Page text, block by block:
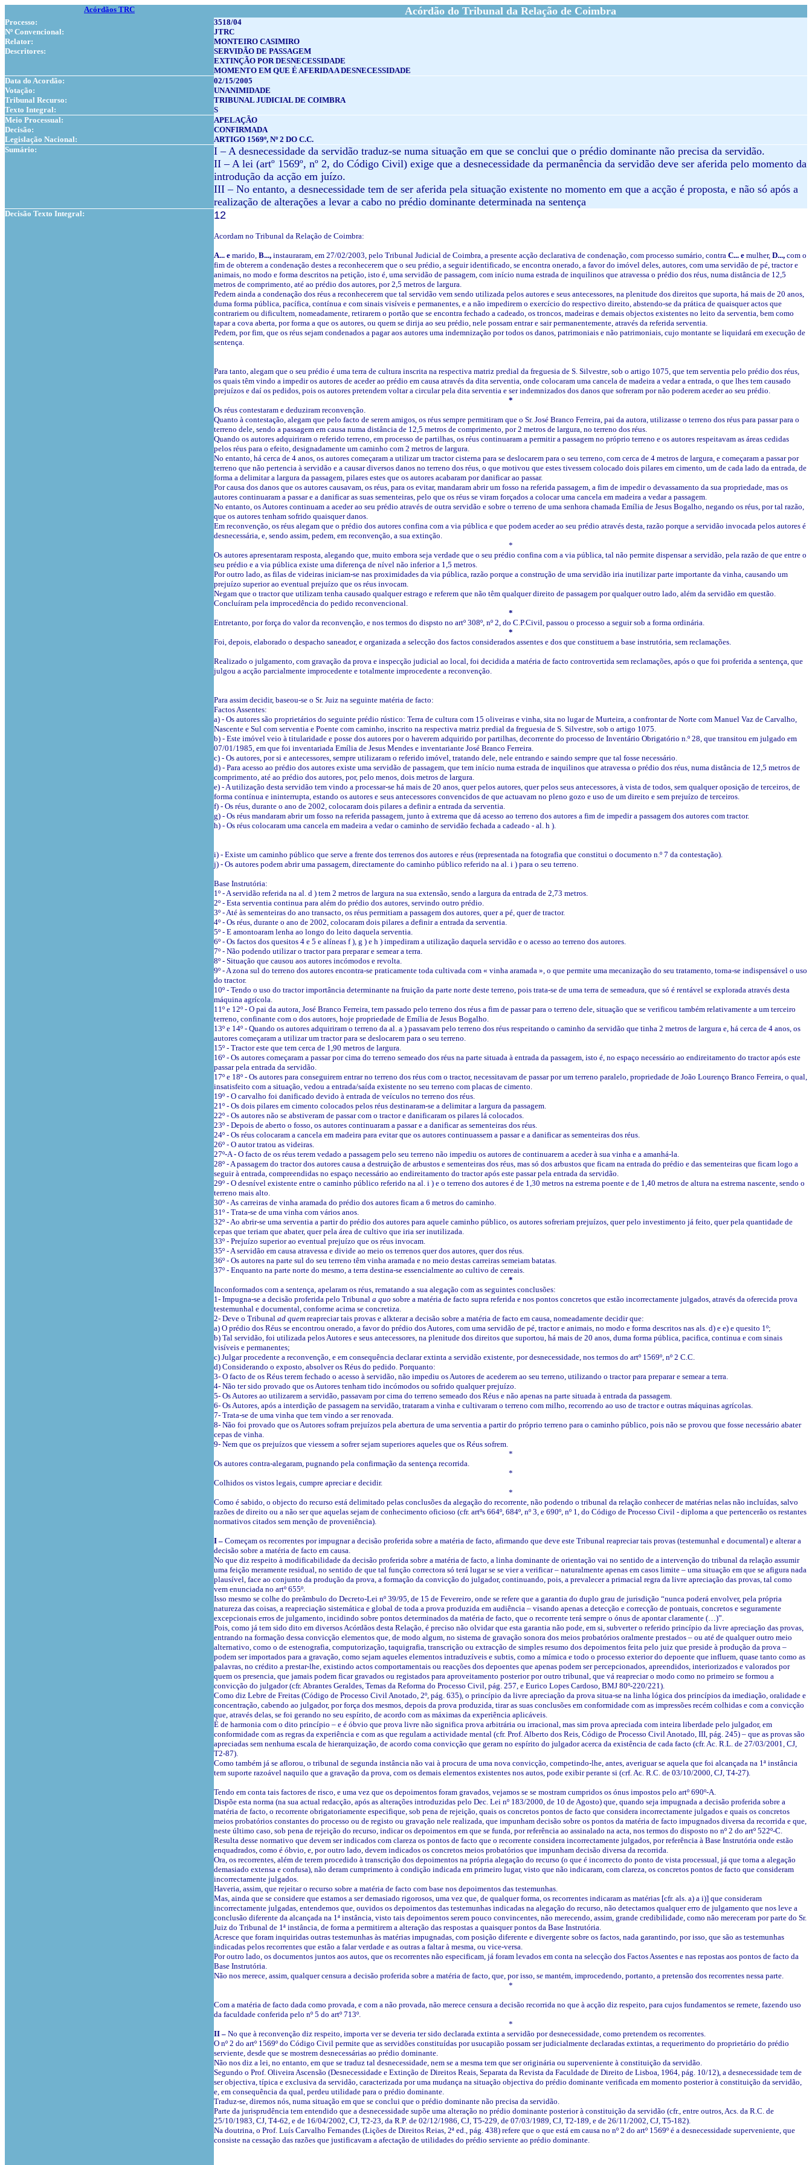
Acórdãos TRC Acórdão do Tribunal da Relação de Coimbra
Processo:
3518/04
Nº Convencional:
JTRC
Relator:
MONTEIRO CASIMIRO
Descritores:
SERVIDÃO DE PASSAGEM
EXTINÇÃO POR DESNECESSIDADE
MOMENTO EM QUE É AFERIDA A DESNECESSIDADE
Data do Acordão:
02/15/2005
Votação:
UNANIMIDADE
Tribunal Recurso:
TRIBUNAL JUDICIAL DE COIMBRA
Texto Integral:
S
Meio Processual:
APELAÇÃO
Decisão:
CONFIRMADA
Legislação Nacional:
ARTIGO 1569º, Nº 2 DO C.C.
Sumário:
I – A desnecessidade da servidão traduz-se numa situação em que se conclui que o prédio dominante não precisa da servidão.
II – A lei (artº 1569º, nº 2, do Código Civil) exige que a desnecessidade da permanência da servidão deve ser aferida pelo momento da
introdução da acção em juízo.
III – No entanto, a desnecessidade tem de ser aferida pela situação existente no momento em que a acção é proposta, e não só após a
realização de alterações a levar a cabo no prédio dominante determinada na sentença
Decisão Texto Integral: 12
Acordam no Tribunal da Relação de Coimbra:
A... e marido, B..., instauraram, em 27/02/2003, pelo Tribunal Judicial de Coimbra, a presente acção declarativa de condenação, com processo sumário, contra C... e mulher, D..., com o
fim de obterem a condenação destes a reconhecerem que o seu prédio, a seguir identificado, se encontra onerado, a favor do imóvel deles, autores, com uma servidão de pé, tractor e
animais, no modo e forma descritos na petição, isto é, uma servidão de passagem, com início numa estrada de inquilinos que atravessa o prédio dos réus, numa distância de 12,5
metros de comprimento, até ao prédio dos autores, por 2,5 metros de largura.
Pedem ainda a condenação dos réus a reconhecerem que tal servidão vem sendo utilizada pelos autores e seus antecessores, na plenitude dos direitos que suporta, há mais de 20 anos,
duma forma pública, pacífica, contínua e com sinais visíveis e permanentes, e a não impedirem o exercício do respectivo direito, abstendo-se da prática de quaisquer actos que
contrariem ou dificultem, nomeadamente, retirarem o portão que se encontra fechado a cadeado, os troncos, madeiras e demais objectos existentes no leito da serventia, bem como
tapar a cova aberta, por forma a que os autores, ou quem se dirija ao seu prédio, nele possam entrar e sair permanentemente, através da referida serventia.
Pedem, por fim, que os réus sejam condenados a pagar aos autores uma indemnização por todos os danos, patrimoniais e não patrimoniais, cujo montante se liquidará em execução de
sentença.
Para tanto, alegam que o seu prédio é uma terra de cultura inscrita na respectiva matriz predial da freguesia de S. Silvestre, sob o artigo 1075, que tem serventia pelo prédio dos réus,
os quais têm vindo a impedir os autores de aceder ao prédio em causa através da dita serventia, onde colocaram uma cancela de madeira a vedar a entrada, o que lhes tem causado
prejuízos e daí os pedidos, pois os autores pretendem voltar a circular pela dita serventia e ser indemnizados dos danos que sofreram por não poderem aceder ao seu prédio.
*
Os réus contestaram e deduziram reconvenção.
Quanto à contestação, alegam que pelo facto de serem amigos, os réus sempre permitiram que o Sr. José Branco Ferreira, pai da autora, utilizasse o terreno dos réus para passar para o
terreno dele, sendo a passagem em causa numa distância de 12,5 metros de comprimento, por 2 metros de largura, no terreno dos réus.
Quando os autores adquiriram o referido terreno, em processo de partilhas, os réus continuaram a permitir a passagem no próprio terreno e os autores respeitavam as áreas cedidas
pelos réus para o efeito, designadamente um caminho com 2 metros de largura.
No entanto, há cerca de 4 anos, os autores começaram a utilizar um tractor cisterna para se deslocarem para o seu terreno, com cerca de 4 metros de largura, e começaram a passar por
terreno que não pertencia à servidão e a causar diversos danos no terreno dos réus, o que motivou que estes tivessem colocado dois pilares em cimento, um de cada lado da entrada, de
forma a delimitar a largura da passagem, pilares estes que os autores acabaram por danificar ao passar.
Por causa dos danos que os autores causavam, os réus, para os evitar, mandaram abrir um fosso na referida passagem, a fim de impedir o devassamento da sua propriedade, mas os
autores continuaram a passar e a danificar as suas sementeiras, pelo que os réus se viram forçados a colocar uma cancela em madeira a vedar a passagem.
No entanto, os Autores continuam a aceder ao seu prédio através de outra servidão e sobre o terreno de uma senhora chamada Emília de Jesus Bogalho, negando os réus, por tal razão,
que os autores tenham sofrido quaisquer danos.
Em reconvenção, os réus alegam que o prédio dos autores confina com a via pública e que podem aceder ao seu prédio através desta, razão porque a servidão invocada pelos autores é
desnecessária, e, sendo assim, pedem, em reconvenção, a sua extinção.
*
Os autores apresentaram resposta, alegando que, muito embora seja verdade que o seu prédio confina com a via pública, tal não permite dispensar a servidão, pela razão de que entre o
seu prédio e a via pública existe uma diferença de nível não inferior a 1,5 metros.
Por outro lado, as filas de videiras iniciam-se nas proximidades da via pública, razão porque a construção de uma servidão iria inutilizar parte importante da vinha, causando um
prejuízo superior ao eventual prejuízo que os réus invocam.
Negam que o tractor que utilizam tenha causado qualquer estrago e referem que não têm qualquer direito de passagem por qualquer outro lado, além da servidão em questão.
Concluíram pela improcedência do pedido reconvencional.
*
Entretanto, por força do valor da reconvenção, e nos termos do dispsto no artº 308º, nº 2, do C.P.Civil, passou o processo a seguir sob a forma ordinária.
*
Foi, depois, elaborado o despacho saneador, e organizada a selecção dos factos considerados assentes e dos que constituem a base instrutória, sem reclamações.
Realizado o julgamento, com gravação da prova e inspecção judicial ao local, foi decidida a matéria de facto controvertida sem reclamações, após o que foi proferida a sentença, que
julgou a acção parcialmente improcedente e totalmente improcedente a reconvenção.
Para assim decidir, baseou-se o Sr. Juiz na seguinte matéria de facto:
Factos Assentes:
a) - Os autores são proprietários do seguinte prédio rústico: Terra de cultura com 15 oliveiras e vinha, sita no lugar de Murteira, a confrontar de Norte com Manuel Vaz de Carvalho,
Nascente e Sul com serventia e Poente com caminho, inscrito na respectiva matriz predial da freguesia de S. Silvestre, sob o artigo 1075.
b) - Este imóvel veio à titularidade e posse dos autores por o haverem adquirido por partilhas, decorrente do processo de Inventário Obrigatório n.º 28, que transitou em julgado em
07/01/1985, em que foi inventariada Emília de Jesus Mendes e inventariante José Branco Ferreira.
c) - Os autores, por si e antecessores, sempre utilizaram o referido imóvel, tratando dele, nele entrando e saindo sempre que tal fosse necessário.
d) - Para acesso ao prédio dos autores existe uma servidão de passagem, que tem início numa estrada de inquilinos que atravessa o prédio dos réus, numa distância de 12,5 metros de
comprimento, até ao prédio dos autores, por, pelo menos, dois metros de largura.
e) - A utilização desta servidão tem vindo a processar-se há mais de 20 anos, quer pelos autores, quer pelos seus antecessores, à vista de todos, sem qualquer oposição de terceiros, de
forma contínua e ininterrupta, estando os autores e seus antecessores convencidos de que actuavam no pleno gozo e uso de um direito e sem prejuízo de terceiros.
f) - Os réus, durante o ano de 2002, colocaram dois pilares a definir a entrada da serventia.
g) - Os réus mandaram abrir um fosso na referida passagem, junto à extrema que dá acesso ao terreno dos autores a fim de impedir a passagem dos autores com tractor.
h) - Os réus colocaram uma cancela em madeira a vedar o caminho de servidão fechada a cadeado - al. h ).
i) - Existe um caminho público que serve a frente dos terrenos dos autores e réus (representada na fotografia que constitui o documento n.º 7 da contestação).
j) - Os autores podem abrir uma passagem, directamente do caminho público referido na al. i ) para o seu terreno.
Base Instrutória:
1º - A servidão referida na al. d ) tem 2 metros de largura na sua extensão, sendo a largura da entrada de 2,73 metros.
2º - Esta serventia continua para além do prédio dos autores, servindo outro prédio.
3º - Até às sementeiras do ano transacto, os réus permitiam a passagem dos autores, quer a pé, quer de tractor.
4º - Os réus, durante o ano de 2002, colocaram dois pilares a definir a entrada da serventia.
5º - E amontoaram lenha ao longo do leito daquela serventia.
6º - Os factos dos quesitos 4 e 5 e alíneas f ), g ) e h ) impediram a utilização daquela servidão e o acesso ao terreno dos autores.
7º - Não podendo utilizar o tractor para preparar e semear a terra.
8º - Situação que causou aos autores incómodos e revolta.
9º - A zona sul do terreno dos autores encontra-se praticamente toda cultivada com « vinha aramada », o que permite uma mecanização do seu tratamento, torna-se indispensável o uso
do tractor.
10º - Tendo o uso do tractor importância determinante na fruição da parte norte deste terreno, pois trata-se de uma terra de semeadura, que só é rentável se explorada através desta
máquina agrícola.
11º e 12º - O pai da autora, José Branco Ferreira, tem passado pelo terreno dos réus a fim de passar para o terreno dele, situação que se verificou também relativamente a um terceiro
terreno, confinante com o dos autores, hoje propriedade de Emília de Jesus Bogalho.
13º e 14º - Quando os autores adquiriram o terreno da al. a ) passavam pelo terreno dos réus respeitando o caminho da servidão que tinha 2 metros de largura e, há cerca de 4 anos, os
autores começaram a utilizar um tractor para se deslocarem para o seu terreno.
15º - Tractor este que tem cerca de 1,90 metros de largura.
16º - Os autores começaram a passar por cima do terreno semeado dos réus na parte situada à entrada da passagem, isto é, no espaço necessário ao endireitamento do tractor após este
passar pela entrada da servidão.
17º e 18º - Os autores para conseguirem entrar no terreno dos réus com o tractor, necessitavam de passar por um terreno paralelo, propriedade de João Lourenço Branco Ferreira, o qual,
insatisfeito com a situação, vedou a entrada/saída existente no seu terreno com placas de cimento.
19º - O carvalho foi danificado devido à entrada de veículos no terreno dos réus.
21º - Os dois pilares em cimento colocados pelos réus destinaram-se a delimitar a largura da passagem.
22º - Os autores não se abstiveram de passar com o tractor e danificaram os pilares lá colocados.
23º - Depois de aberto o fosso, os autores continuaram a passar e a danificar as sementeiras dos réus.
24º - Os réus colocaram a cancela em madeira para evitar que os autores continuassem a passar e a danificar as sementeiras dos réus.
26º - O autor tratou as videiras.
27º-A - O facto de os réus terem vedado a passagem pelo seu terreno não impediu os autores de continuarem a aceder à sua vinha e a amanhá-la.
28º - A passagem do tractor dos autores causa a destruição de arbustos e sementeiras dos réus, mas só dos arbustos que ficam na entrada do prédio e das sementeiras que ficam logo a
seguir à entrada, compreendidas no espaço necessário ao endireitamento do tractor após este passar pela entrada da servidão.
29º - O desnível existente entre o caminho público referido na al. i ) e o terreno dos autores é de 1,30 metros na estrema poente e de 1,40 metros de altura na estrema nascente, sendo o
terreno mais alto.
30º - As carreiras de vinha aramada do prédio dos autores ficam a 6 metros do caminho.
31º - Trata-se de uma vinha com vários anos.
32º - Ao abrir-se uma serventia a partir do prédio dos autores para aquele caminho público, os autores sofreriam prejuízos, quer pelo investimento já feito, quer pela quantidade de
cepas que teriam que abater, quer pela área de cultivo que iria ser inutilizada.
33º - Prejuízo superior ao eventual prejuízo que os réus invocam.
35º - A servidão em causa atravessa e divide ao meio os terrenos quer dos autores, quer dos réus.
36º - Os autores na parte sul do seu terreno têm vinha aramada e no meio destas carreiras semeiam batatas.
37º - Enquanto na parte norte do mesmo, a terra destina-se essencialmente ao cultivo de cereais.
*
Inconformados com a sentença, apelaram os réus, rematando a sua alegação com as seguintes conclusões:
1- Impugna-se a decisão proferida pelo Tribunal a quo sobre a matéria de facto supra referida e nos pontos concretos que estão incorrectamente julgados, através da oferecida prova
testemunhal e documental, conforme acima se concretiza.
2- Deve o Tribunal ad quem reapreciar tais provas e alkterar a decisão sobre a matéria de facto em causa, nomeadamente decidir que:
a) O prédio dos Réus se encontrou onerado, a favor do prédio dos Autores, com uma servidão de pé, tractor e animais, no modo e forma descritos nas als. d) e e) e quesito 1º;
b) Tal servidão, foi utilizada pelos Autores e seus antecessores, na plenitude dos direitos que suportou, há mais de 20 anos, duma forma pública, pacifica, continua e com sinais
visíveis e permanentes;
c) Julgar procedente a reconvenção, e em consequência declarar extinta a servidão existente, por desnecessidade, nos termos do artº 1569º, nº 2 C.C.
d) Considerando o exposto, absolver os Réus do pedido. Porquanto:
3- O facto de os Réus terem fechado o acesso à servidão, não impediu os Autores de acederem ao seu terreno, utilizando o tractor para preparar e semear a terra.
4- Não ter sido provado que os Autores tenham tido incómodos ou sofrido qualquer prejuízo.
5- Os Autores ao utilizarem a servidão, passavam por cima do terreno semeado dos Réus e não apenas na parte situada à entrada da passagem.
6- Os Autores, após a interdição de passagem na servidão, trataram a vinha e cultivaram o terreno com milho, recorrendo ao uso de tractor e outras máquinas agrícolas.
7- Trata-se de uma vinha que tem vindo a ser renovada.
8- Não foi provado que os Autores sofram prejuízos pela abertura de uma serventia a partir do próprio terreno para o caminho público, pois não se provou que fosse necessário abater
cepas de vinha.
9- Nem que os prejuízos que viessem a sofrer sejam superiores aqueles que os Réus sofrem.
*
Os autores contra-alegaram, pugnando pela confirmação da sentença recorrida.
*
Colhidos os vistos legais, cumpre apreciar e decidir.
*
Como é sabido, o objecto do recurso está delimitado pelas conclusões da alegação do recorrente, não podendo o tribunal da relação conhecer de matérias nelas não incluídas, salvo
razões de direito ou a não ser que aquelas sejam de conhecimento oficioso (cfr. artºs 664º, 684º, nº 3, e 690º, nº 1, do Código de Processo Civil - diploma a que pertencerão os restantes
normativos citados sem menção de proveniência).
I – Começam os recorrentes por impugnar a decisão proferida sobre a matéria de facto, afirmando que deve este Tribunal reapreciar tais provas (testemunhal e documental) e alterar a
decisão sobre a matéria de facto em causa.
No que diz respeito à modificabilidade da decisão proferida sobre a matéria de facto, a linha dominante de orientação vai no sentido de a intervenção do tribunal da relação assumir
uma feição meramente residual, no sentido de que tal função correctora só terá lugar se se vier a verificar – naturalmente apenas em casos limite – uma situação em que se afigura nada
plausível, face ao conjunto da produção da prova, a formação da convicção do julgador, continuando, pois, a prevalecer a primacial regra da livre apreciação das provas, tal como
vem enunciada no artº 655º.
Isso mesmo se colhe do preâmbulo do Decreto-Lei nº 39/95, de 15 de Fevereiro, onde se refere que a garantia do duplo grau de jurisdição “nunca poderá envolver, pela própria
natureza das coisas, a reapreciação sistemática e global de toda a prova produzida em audiência – visando apenas a detecção e correcção de pontuais, concretos e seguramente
excepcionais erros de julgamento, incidindo sobre pontos determinados da matéria de facto, que o recorrente terá sempre o ónus de apontar claramente (…)”.
Pois, como já tem sido dito em diversos Acórdãos desta Relação, é preciso não olvidar que esta garantia não pode, em si, subverter o referido princípio da livre apreciação das provas,
entrando na formação dessa convicção elementos que, de modo algum, no sistema de gravação sonora dos meios probatórios oralmente prestados – ou até de qualquer outro meio
alternativo, como o de estenografia, computorização, taquigrafia, transcrição ou extracção de simples resumo dos depoimentos feita pelo juiz que preside à produção da prova –
podem ser importados para a gravação, como sejam aqueles elementos intraduzíveis e subtis, como a mímica e todo o processo exterior do depoente que influem, quase tanto como as
palavras, no crédito a prestar-lhe, existindo actos comportamentais ou reacções dos depoentes que apenas podem ser percepcionados, apreendidos, interiorizados e valorados por
quem os presencia, que jamais podem ficar gravados ou registados para aproveitamento posterior por outro tribunal, que vá reapreciar o modo como no primeiro se formou a
convicção do julgador (cfr. Abrantes Geraldes, Temas da Reforma do Processo Civil, pág. 257, e Eurico Lopes Cardoso, BMJ 80º-220/221).
Como diz Lebre de Freitas (Código de Processo Civil Anotado, 2º, pág. 635), o princípio da livre apreciação da prova situa-se na linha lógica dos princípios da imediação, oralidade e
concentração, cabendo ao julgador, por força dos mesmos, depois da prova produzida, tirar as suas conclusões em conformidade com as impressões recém colhidas e com a convicção
que, através delas, se foi gerando no seu espírito, de acordo com as máximas da experiência aplicáveis.
È de harmonia com o dito princípio – e é óbvio que prova livre não significa prova arbitrária ou irracional, mas sim prova apreciada com inteira liberdade pelo julgador, em
conformidade com as regras da experiência e com as que regulam a actividade mental (cfr. Prof. Alberto dos Reis, Código de Processo Civil Anotado, III, pág. 245) – que as provas são
apreciadas sem nenhuma escala de hierarquização, de acordo coma convicção que geram no espírito do julgador acerca da existência de cada facto (cfr. Ac. R.L. de 27/03/2001, CJ,
T2-87).
Como também já se aflorou, o tribunal de segunda instância não vai à procura de uma nova convicção, competindo-lhe, antes, averiguar se aquela que foi alcançada na 1ª instância
tem suporte razoável naquilo que a gravação da prova, com os demais elementos existentes nos autos, pode exibir perante si (crf. Ac. R.C. de 03/10/2000, CJ, T4-27).
Tendo em conta tais factores de risco, e uma vez que os depoimentos foram gravados, vejamos se se mostram cumpridos os ónus impostos pelo artº 690º-A.
Dispõe esta norma (na sua actual redacção, após as alterações introduzidas pelo Dec. Lei nº 183/2000, de 10 de Agosto) que, quando seja impugnada a decisão proferida sobre a
matéria de facto, o recorrente obrigatoriamente especifique, sob pena de rejeição, quais os concretos pontos de facto que considera incorrectamente julgados e quais os concretos
meios probatórios constantes do processo ou de registo ou gravação nele realizada, que impunham decisão sobre os pontos da matéria de facto impugnados diversa da recorrida e que,
neste último caso, sob pena de rejeição do recurso, indicar os depoimentos em que se funda, por referência ao assinalado na acta, nos termos do disposto no nº 2 do artº 522º-C.
Resulta desse normativo que devem ser indicados com clareza os pontos de facto que o recorrente considera incorrectamente julgados, por referência à Base Instrutória onde estão
enquadrados, como é óbvio, e, por outro lado, devem indicados os concretos meios probatórios que impunham decisão diversa da recorrida.
Ora, os recorrentes, além de terem procedido à transcrição dos depoimentos na própria alegação do recurso (o que é incorrecto do ponto de vista processual, já que torna a alegação
demasiado extensa e confusa), não deram cumprimento à condição indicada em primeiro lugar, visto que não indicaram, com clareza, os concretos pontos de facto que consideram
incorrectamente julgados.
Haveria, assim, que rejeitar o recurso sobre a matéria de facto com base nos depoimentos das testemunhas.
Mas, ainda que se considere que estamos a ser demasiado rigorosos, uma vez que, de qualquer forma, os recorrentes indicaram as matérias [cfr. als. a) a i)] que consideram
incorrectamente julgadas, entendemos que, ouvidos os depoimentos das testemunhas indicadas na alegação do recurso, não detectamos qualquer erro de julgamento que nos leve a
conclusão diferente da alcançada na 1ª instância, visto tais depoimentos serem pouco convincentes, não merecendo, assim, grande credibilidade, como não mereceram por parte do Sr.
Juiz do Tribunal de 1ª instância, de forma a permitirem a alteração das respostas a quaisquer pontos da Base Instrutória.
Acresce que foram inquiridas outras testemunhas às matérias impugnadas, com posição diferente e divergente sobre os factos, nada garantindo, por isso, que são as testemunhas
indicadas pelos recorrentes que estão a falar verdade e as outras a faltar à mesma, ou vice-versa.
Por outro lado, os documentos juntos aos autos, que os recorrentes não especificam, já foram levados em conta na selecção dos Factos Assentes e nas repostas aos pontos de facto da
Base Instrutória.
Não nos merece, assim, qualquer censura a decisão proferida sobre a matéria de facto, que, por isso, se mantém, improcedendo, portanto, a pretensão dos recorrentes nessa parte.
*
Com a matéria de facto dada como provada, e com a não provada, não merece censura a decisão recorrida no que à acção diz respeito, para cujos fundamentos se remete, fazendo uso
da faculdade conferida pelo nº 5 do artº 713º.
*
II – No que à reconvenção diz respeito, importa ver se deveria ter sido declarada extinta a servidão por desnecessidade, como pretendem os recorrentes.
O nº 2 do artº 1569º do Código Civil permite que as servidões constituídas por usucapião possam ser judicialmente declaradas extintas, a requerimento do proprietário do prédio
serviente, desde que se mostrem desnecessárias ao prédio dominante.
Não nos diz a lei, no entanto, em que se traduz tal desnecessidade, nem se a mesma tem que ser originária ou superveniente à constituição da servidão.
Segundo o Prof. Oliveira Ascensão (Desnecessidade e Extinção de Direitos Reais, Separata da Revista da Faculdade de Direito de Lisboa, 1964, pág. 10/12), a desnecessidade tem de
ser objectiva, típica e exclusiva da servidão, caracterizada por uma mudança na situação objectiva do prédio dominante verificada em momento posterior à constituição da servidão,
e, em consequência da qual, perdeu utilidade para o prédio dominante.
Traduz-se, diremos nós, numa situação em que se conclui que o prédio dominante não precisa da servidão.
Parte da jurisprudência tem entendido que a desnecessidade supõe uma alteração no prédio dominante posterior à constituição da servidão (cfr., entre outros, Acs. da R.C. de
25/10/1983, CJ, T4-62, e de 16/04/2002, CJ, T2-23, da R.P. de 02/12/1986, CJ, T5-229, de 07/03/1989, CJ, T2-189, e de 26/11/2002, CJ, T5-182).
Na doutrina, o Prof. Luís Carvalho Fernandes (Lições de Direitos Reias, 2ª ed., pág. 438) refere que o que está em causa no nº 2 do artº 1569º é a desnecessidade superveniente, que
consiste na cessação das razões que justificavam a afectação de utilidades do prédio serviente ao prédio dominante.